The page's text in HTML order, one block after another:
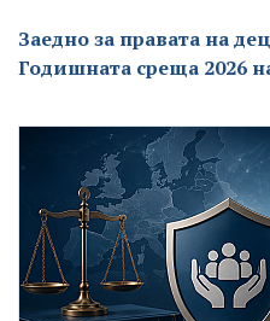
Заедно за правата на
Годишната среща 2026